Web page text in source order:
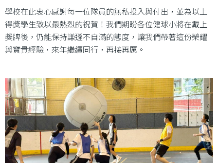
學校在此衷心感謝每一位隊員的無私投入與付出，並為以上
得獎學生致以最熱烈的祝賀！我們期盼各位健球小將在戴上
獎牌後，仍能保持謙遜不自滿的態度，讓我們帶著這份榮耀
與寶貴經驗，來年繼續同行，再接再厲。